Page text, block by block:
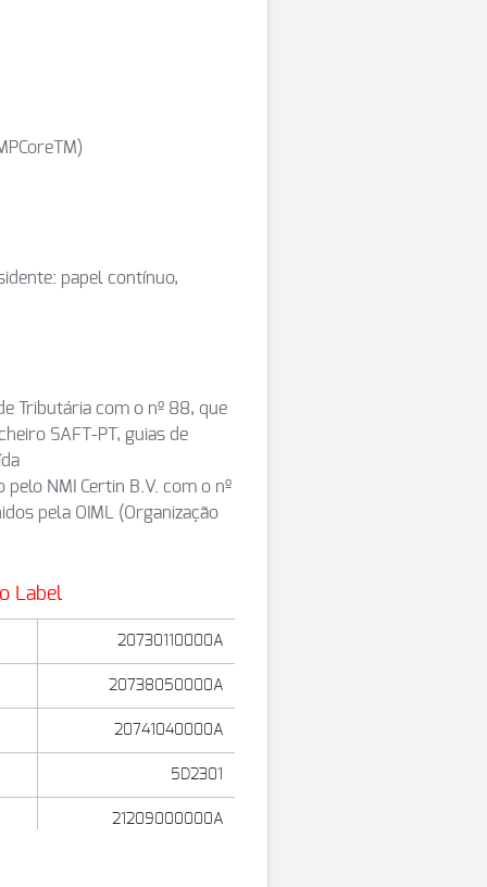
papel contínuo,
Tributária com o nº 88, que
SAFT-PT, guias de
NMI Certin B.V. com o nº
pela OIML (Organização
Label
20730110000A
20738050000A
20741040000A
5D2301
21209000000A